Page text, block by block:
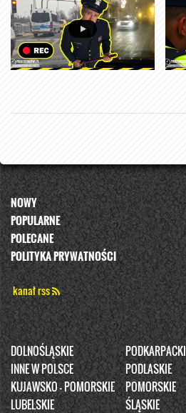
NOWY
POPULARNE
POLECANE
POLITYKA PRYWATNOŚCI
kanał rss
DOLNOŚLĄSKIE
INNE W POLSCE
KUJAWSKO - POMORSKIE
LUBELSKIE
PODLASKIE
POMORSKIE
ŚLĄSKIE